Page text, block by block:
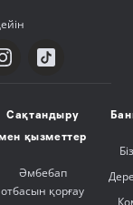
Сақтандыру
қызметтер
Әмбебап
отбасын қорғау